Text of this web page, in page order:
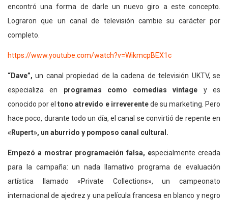
encontró una forma de darle un nuevo giro a este concepto.
Lograron que un canal de televisión cambie su carácter por
completo.
https://www.youtube.com/watch?v=WikmcpBEX1c
“Dave”, un canal propiedad de la cadena de televisión UKTV, se
especializa en programas como comedias vintage y es
conocido por eltono atrevido e irreverentede su marketing. Pero
hace poco, durante todo un día, el canal se convirtió de repente en
«Rupert», un aburrido y pomposo canal cultural.
Empezó a mostrar programación falsa, especialmente creada
para la campaña: un nada llamativo programa de evaluación
artística llamado «Private Collections», un campeonato
internacional de ajedrez y una película francesa en blanco y negro